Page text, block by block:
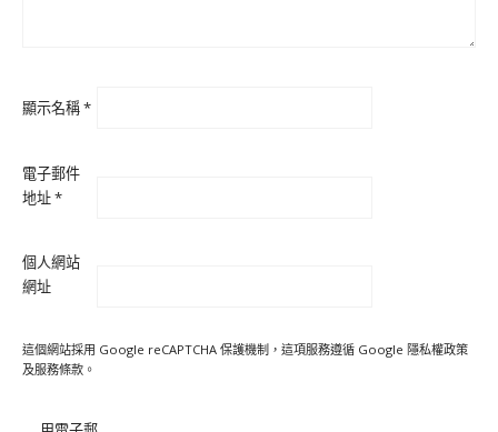
顯示名稱*
電子郵件
地址*
個人網站
網址
這個網站採用 Google reCAPTCHA 保護機制，這項服務遵循 Google 隱私權政策
及服務條款 。